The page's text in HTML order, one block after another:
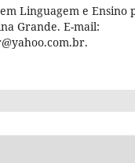
Linguagem e Ensino
Grande. E-mail: